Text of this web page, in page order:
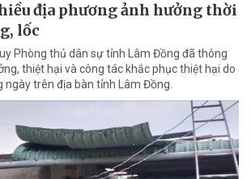
địa phương ảnh hưởng thời
lốc
Phòng thủ dân sự tỉnh Lâm Đồng đã thông
thiệt hại và công tác khắc phục thiệt hại do
ngày trên địa bàn tỉnh Lâm Đồng.